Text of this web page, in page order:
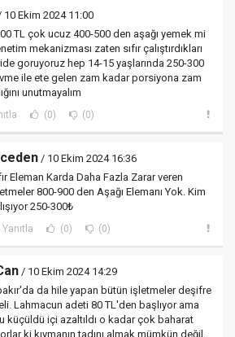
10 Ekim 2024 11:00
TL çok ucuz 400-500 den aşağı yemek mi
mekanizması zaten sıfır çalıştırdıkları
goruyoruz hep 14-15 yaşlarında 250-300
ile ete gelen zam kadar porsiyona zam
unutmayalım
(0) (0)
/ 10 Ekim 2024 16:36
Eleman Karda Daha Fazla Zarar veren
800-900 den Aşağı Elemanı Yok. Kim
250-300₺
Yanıtla (0) (0)
/ 10 Ekim 2024 14:29
da hile yapan bütün işletmeler deşifre
Lahmacun adeti 80 TL'den başlıyor ama
küçüldü içi azaltıldı o kadar çok baharat
ki kıymanın tadını almak mümkün değil.